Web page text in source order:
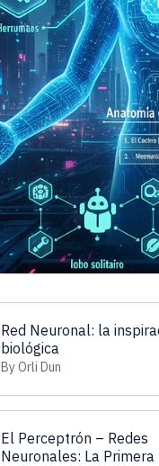
Red Neuronal: la
biológica
By Orli Dun
El Perceptrón – Redes
Neuronales: La Primera